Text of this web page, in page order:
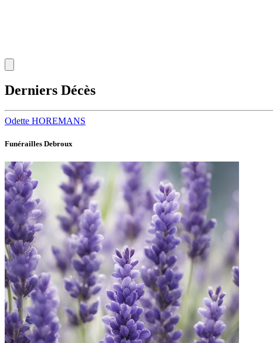
Derniers Décès
Odette HOREMANS
Funérailles Debroux